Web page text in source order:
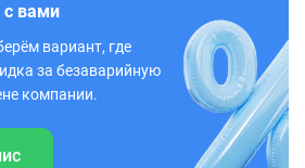
с вами
вариант, где
за безаварийную
компании.